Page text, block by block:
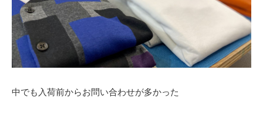
中でも入荷前からお問い合わせが多かった